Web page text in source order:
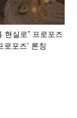
현실로” 프로포즈
로포즈’ 론칭